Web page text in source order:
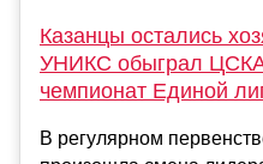
Казанцы остались
УНИКС обыграл ЦСКА
чемпионат Единой
В регулярном